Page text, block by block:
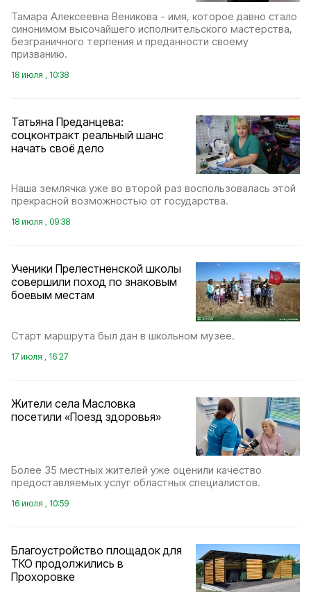
Тамара Алексеевна Веникова - имя, которое давно стало
синонимом высочайшего исполнительского мастерства,
безграничного терпения и преданности своему
призванию.
18 июля , 10:38
Татьяна Преданцева:
соцконтракт реальный шанс
начать своё дело
Наша землячка уже во второй раз воспользовалась этой
прекрасной возможностью от государства.
18 июля , 09:38
Ученики Прелестненской школы
совершили поход по знаковым
боевым местам
Старт маршрута был дан в школьном музее.
17 июля , 16:27
Жители села Масловка
посетили «Поезд здоровья»
Более 35 местных жителей уже оценили качество
предоставляемых услуг областных специалистов.
16 июля , 10:59
Благоустройство площадок для
ТКО продолжились в
Прохоровке